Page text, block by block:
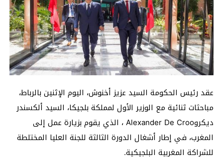
عقد رئيس الحكومة السيد عزيز أخنوش، اليوم الإثنين بالرباط،
مباحثات ثنائية مع الوزير الأول لمملكة بلجيكا، السيد ألكسندر
ديكروAlexander De Croo ، الذي يقوم بزيارة عمل إلى
المغرب، في إطار أشغال الدورة الثالثة للجنة العليا المختلطة
للشراكة المغربية البلجيكية.